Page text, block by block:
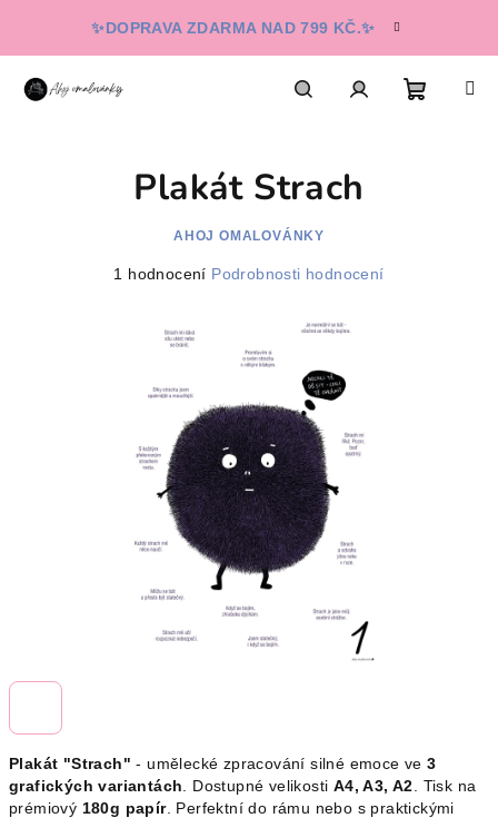
obsah
✨DOPRAVA ZDARMA NAD 799 KČ.✨
Plakát "Strach" - umělecké zpracování silné emoce ve3
grafických variantách . Dostupné velikosti A4, A3, A2 . Tisk na
prémiový 180g papír. Perfektní do rámu nebo s praktickými
Plakát Strach
AHOJ OMALOVÁNKY
1 hodnocení Podrobnosti hodnocení